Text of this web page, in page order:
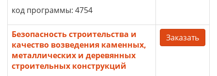
код программы: 4754
Безопасность строительства и
качество возведения каменных,
металлических и деревянных
строительных конструкций
Заказать